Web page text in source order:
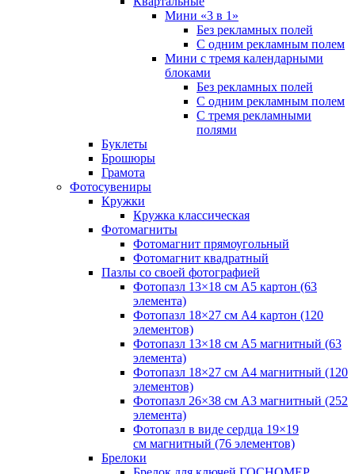
Мини «3 в 1»
Без рекламных полей
С одним рекламным полем
Мини с тремя календарными
блоками
Без рекламных полей
С одним рекламным полем
С тремя рекламными
полями
Буклеты
Брошюры
Грамота
Фотосувениры
Кружки
Кружка классическая
Фотомагниты
Фотомагнит прямоугольный
Фотомагнит квадратный
Пазлы со своей фотографией
Фотопазл 13×18 см А5 картон (63
элемента)
Фотопазл 18×27 см А4 картон (120
элементов)
Фотопазл 13×18 см А5 магнитный (63
элемента)
Фотопазл 18×27 см А4 магнитный (120
элементов)
Фотопазл 26×38 см А3 магнитный (252
элемента)
Фотопазл в виде сердца 19×19
см магнитный (76 элементов)
Брелоки